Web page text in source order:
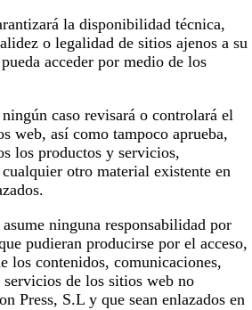
la disponibilidad técnica,
o legalidad de sitios ajenos a su
acceder por medio de los
ningún caso revisará o controlará el
web, así como tampoco aprueba,
los productos y servicios,
otro material existente en
ninguna responsabilidad por
pudieran producirse por el acceso,
los contenidos, comunicaciones,
de los sitios web no
Press, S.L y que sean enlazados en